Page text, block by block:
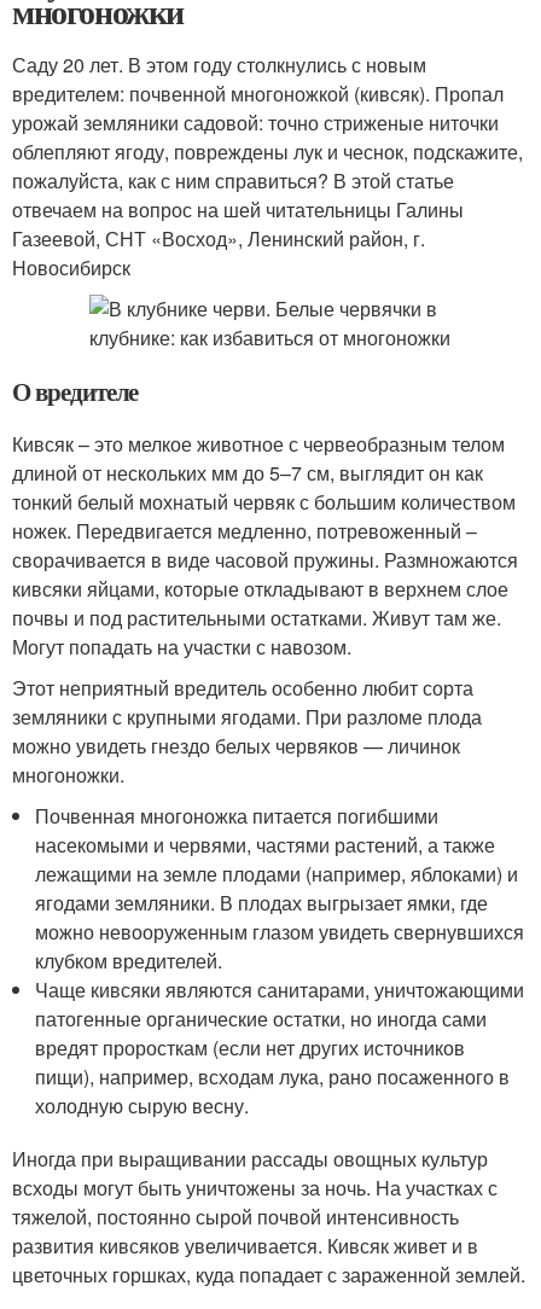
многоножки
Саду 20 лет. В этом году столкнулись с новым
вредителем: почвенной многоножкой (кивсяк). Пропал
урожай земляники садовой: точно стриженые ниточки
облепляют ягоду, повреждены лук и чеснок, подскажите,
пожалуйста, как с ним справиться? В этой статье
отвечаем на вопрос на шей читательницы Галины
Газеевой, СНТ «Восход», Ленинский район, г.
Новосибирск
О вредителе
Кивсяк – это мелкое животное с червеобразным телом
длиной от нескольких мм до 5–7 см, выглядит он как
тонкий белый мохнатый червяк с большим количеством
ножек. Передвигается медленно, потревоженный –
сворачивается в виде часовой пружины. Размножаются
кивсяки яйцами, которые откладывают в верхнем слое
почвы и под растительными остатками. Живут там же.
Могут попадать на участки с навозом.
Этот неприятный вредитель особенно любит сорта
земляники с крупными ягодами. При разломе плода
можно увидеть гнездо белых червяков — личинок
многоножки.
Почвенная многоножка питается погибшими
насекомыми и червями, частями растений, а также
лежащими на земле плодами (например, яблоками) и
ягодами земляники. В плодах выгрызает ямки, где
можно невооруженным глазом увидеть свернувшихся
клубком вредителей.
Чаще кивсяки являются санитарами, уничтожающими
патогенные органические остатки, но иногда сами
вредят проросткам (если нет других источников
пищи), например, всходам лука, рано посаженного в
холодную сырую весну.
Иногда при выращивании рассады овощных культур
всходы могут быть уничтожены за ночь. На участках с
тяжелой, постоянно сырой почвой интенсивность
развития кивсяков увеличивается. Кивсяк живет и в
цветочных горшках, куда попадает с зараженной землей.